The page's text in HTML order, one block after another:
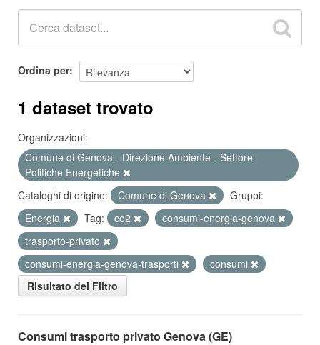
Ordina per
1 dataset trovato
Organizzazioni:
Comune di Genova - Direzione Ambiente - Settore
Politiche Energetiche
Cataloghi di origine:
Comune di Genova
Gruppi:
Energia
Tag: co2
consumi-energia-genova
trasporto-privato
consumi-energia-genova-trasporti
consumi
Risultato del Filtro
Consumi trasporto privato Genova (GE)